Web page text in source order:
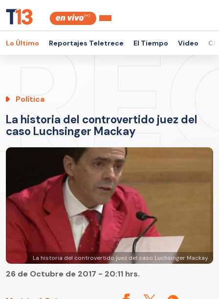
Lo Último Reportajes Teletrece El Tiempo Video
Política
La historia del controvertido juez del
caso Luchsinger Mackay
La historia del controvertido juez del caso Luchsinger Mackay
26 de Octubre de 2017 - 20:11 hrs.